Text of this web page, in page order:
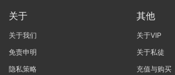
关于
关于我们
免责申明
隐私策略
其他
关于VIP
关于私徒
充值与购买